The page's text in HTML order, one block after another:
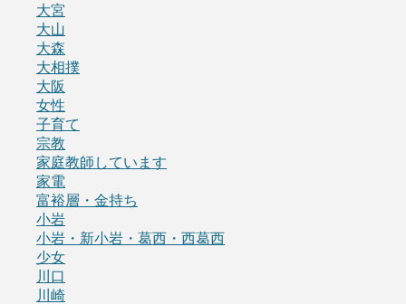
大宮
大山
大森
大相撲
大阪
女性
子育て
宗教
家庭教師しています
家電
富裕層・金持ち
小岩
小岩・新小岩・葛西・西葛西
少女
川口
川崎